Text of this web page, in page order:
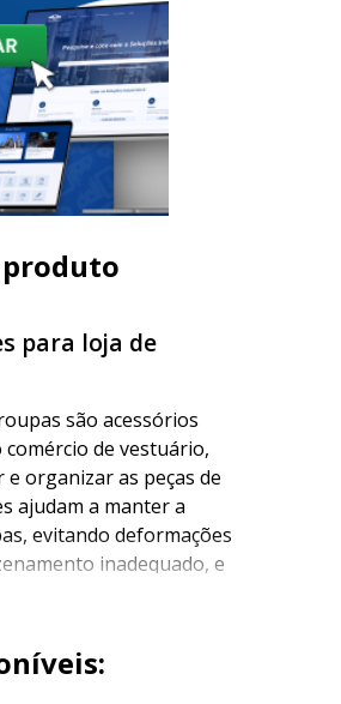
produto
para loja de
são acessórios
de vestuário,
organizar as peças de
ajudam a manter a
evitando deformações
inadequado, e
para a
de cabides, cada um